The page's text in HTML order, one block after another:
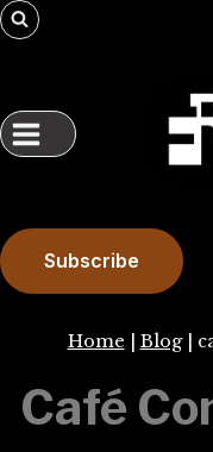
Skip
to
Subscribe
Home Blog|
Café